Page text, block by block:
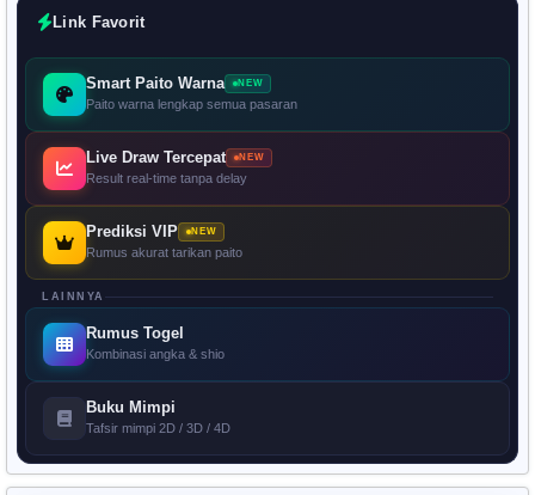
Link Favorit
Smart Paito Warna NEW
Paito warna lengkap semua pasaran
Live Draw Tercepat NEW
Result real-time tanpa delay
Prediksi VIP NEW
Rumus akurat tarikan paito
LAINNYA
Rumus Togel
Kombinasi angka & shio
Buku Mimpi
Tafsir mimpi 2D / 3D / 4D